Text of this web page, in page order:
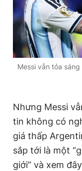
Messi vẫn tỏa
Nhưng Messi
tin không có
giá thấp
sắp tới là một
giới” và xem